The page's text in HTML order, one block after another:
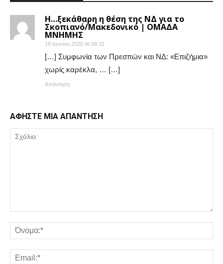
H…ξεκάθαρη η θέση της ΝΔ για το
Σκοπιανό/Μακεδονικό | ΟΜΑΔΑ
ΜΝΗΜΗΣ
16 Ιουνίου 2020 At 09:31
[…] Συμφωνία των Πρεσπών και ΝΔ: «Επιζήμια»
χωρίς καρέκλα, … […]
Απάντηση
ΑΦΗΣΤΕ ΜΙΑ ΑΠΑΝΤΗΣΗ